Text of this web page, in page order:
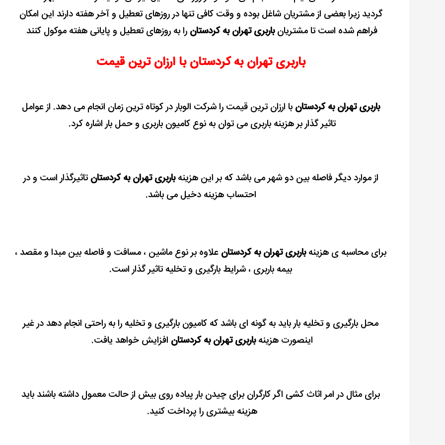
گردید زیرا بعضی از مشتریان شاغل بوده و وقت کافی تنها در روزهای تعطیل و آخر هفته دارند این امکان
فراهم شده است تا مشتریانباربری تهران به کردستان را به روزهای تعطیل و پایانی هفته موکول کنند
باربری تهران به کردستان با ارزان ترین قیمت
باربری تهران به کردستانبا ارزان ترین قیمت را شرکت الوبار در کوتاه ترین زمان انجام می دهد. از عوامل
تاثیر گذار بر هزینه باربری می توان به نوع کامیون باربری و حمل بار اشاره کرد.
از موارد دیگر فاصله بین دو شهر می باشد که بر این هزینهباربری تهران به کردستانتاثیرگذار است و در
احتساب هزینه دخیل می باشد.
برای محاسبه ی هزینهباربری تهران به کردستان علاوه بر نوع ماشین ، مسافت و فاصله بین مبدا و مقصد ،
بیمه باربری ، شرایط بارگیری و تخلیه تاثیر گذار است.
محل بارگیری و تخلیه بار باید به گونه ای باشد که کامیون بارگیری و تخلیه را به راحتی انجام دهد در غیر
اینصورت هزینهباربری تهران به کردستان افزایش خواهد یافت.
برای مثال در امر اثاث کشی اگر کارگران برای چیدن بار پیاده روی بیش از حالت معمول داشته باشند باید
هزینه بیشتری را پرداخت کنید.